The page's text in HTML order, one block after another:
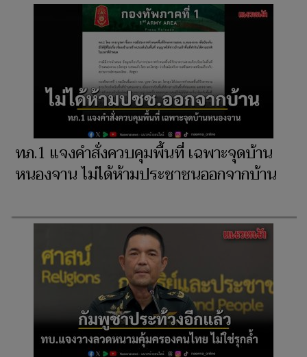
ทภ.1 แจงคำสั่งควบคุมพื้นที่ เฉพาะจุดบ้าน
หนองจาน ไม่ได้ห้ามประชาชนออกจากบ้าน